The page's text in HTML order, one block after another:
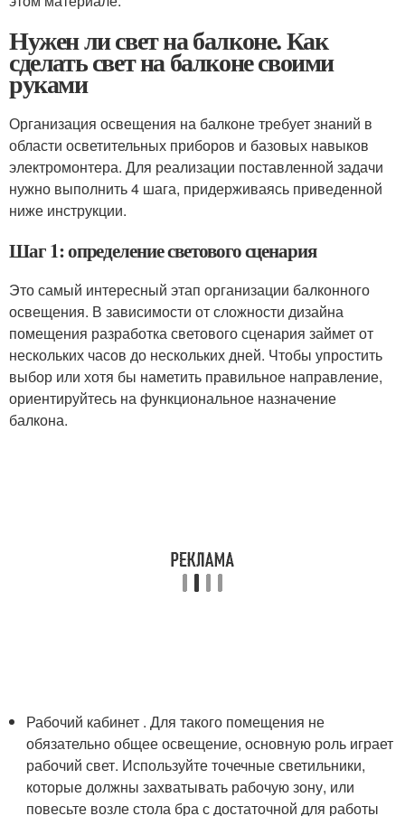
Нужен ли свет на балконе. Как
сделать свет на балконе своими
руками
Организация освещения на балконе требует знаний в
области осветительных приборов и базовых навыков
электромонтера. Для реализации поставленной задачи
нужно выполнить 4 шага, придерживаясь приведенной
ниже инструкции.
Шаг 1: определение светового сценария
Это самый интересный этап организации балконного
освещения. В зависимости от сложности дизайна
помещения разработка светового сценария займет от
нескольких часов до нескольких дней. Чтобы упростить
выбор или хотя бы наметить правильное направление,
ориентируйтесь на функциональное назначение
балкона.
Рабочий кабинет . Для такого помещения не
обязательно общее освещение, основную роль играет
рабочий свет. Используйте точечные светильники,
которые должны захватывать рабочую зону, или
повесьте возле стола бра с достаточной для работы